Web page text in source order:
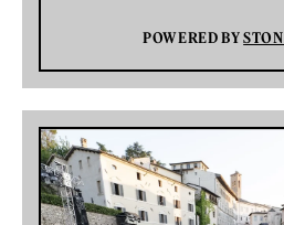
POWERED BY